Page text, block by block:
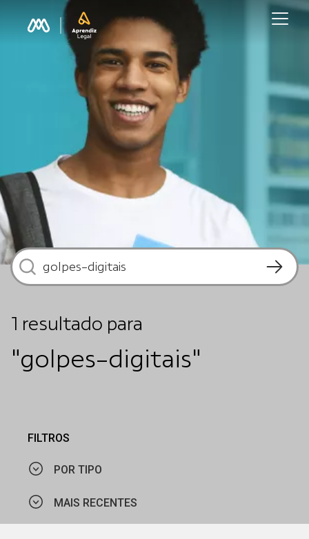
1 resultado para
"golpes-digitais"
FILTROS
POR TIPO
MAIS RECENTES